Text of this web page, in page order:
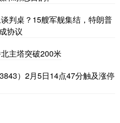
判桌？15艘军舰集结，特朗普
协议
主塔突破200米
）2月5日14点47分触及涨停